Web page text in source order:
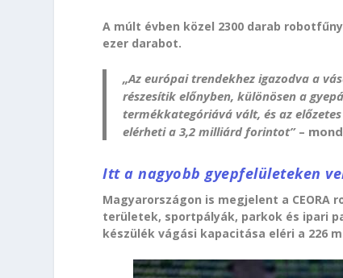
A múlt évben közel 2300 darab
ezer darabot.
„Az európai trendekhez igazodva a
részesítik előnyben, különösen a
termékkategóriává vált, és az
elérheti a 3,2 milliárd forintot” –
Itt a nagyobb gyepfelületeken
Magyarországon is megjelent a
területek, sportpályák, parkok és ipari
készülék vágási kapacitása eléri a 226